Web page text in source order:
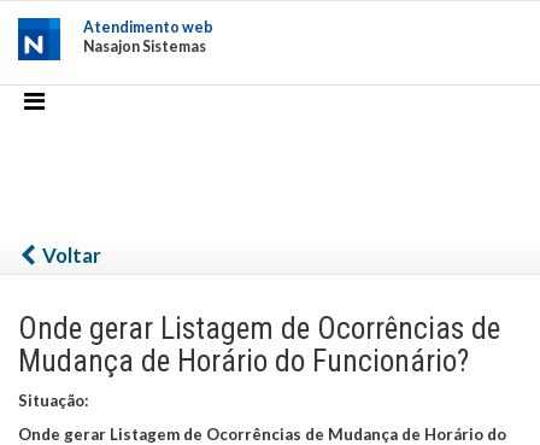
Atendimento web
Nasajon Sistemas
Voltar
Onde gerar Listagem de Ocorrências de
Mudança de Horário do Funcionário?
Situação:
Onde gerar Listagem de Ocorrências de Mudança de Horário do